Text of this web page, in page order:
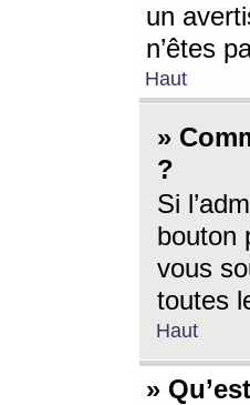
un
n’êtes
Haut
»
?
Si
bouton
vous
toutes
Haut
»